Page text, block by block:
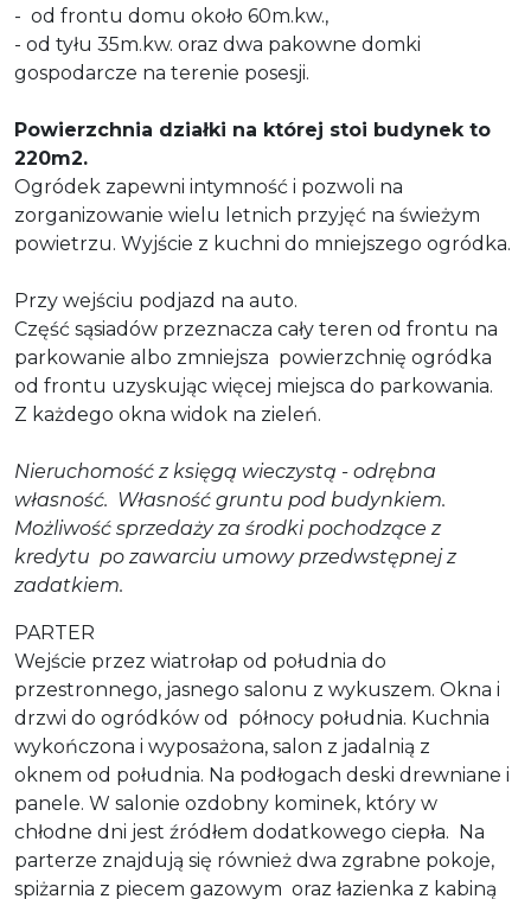
- od frontu domu około 60m.kw.,
- od tyłu 35m.kw. oraz dwa pakowne domki
gospodarcze na terenie posesji.
Powierzchnia działki na której stoi budynek to
220m2.
Ogródek zapewni intymność i pozwoli na
zorganizowanie wielu letnich przyjęć na świeżym
powietrzu. Wyjście z kuchni do mniejszego ogródka.
Przy wejściu podjazd na auto.
Część sąsiadów przeznacza cały teren od frontu na
parkowanie albo zmniejsza powierzchnię ogródka
od frontu uzyskując więcej miejsca do parkowania.
Z każdego okna widok na zieleń.
Nieruchomość z księgą wieczystą - odrębna
własność. Własność gruntu pod budynkiem.
Możliwość sprzedaży za środki pochodzące z
kredytu po zawarciu umowy przedwstępnej z
zadatkiem.
PARTER
Wejście przez wiatrołap od południa do
przestronnego, jasnego salonu z wykuszem. Okna i
drzwi do ogródków od północy południa. Kuchnia
wykończona i wyposażona, salon z jadalnią z
oknem od południa. Na podłogach deski drewniane i
panele. W salonie ozdobny kominek, który w
chłodne dni jest źródłem dodatkowego ciepła. Na
parterze znajdują się również dwa zgrabne pokoje,
spiżarnia z piecem gazowym oraz łazienka z kabiną